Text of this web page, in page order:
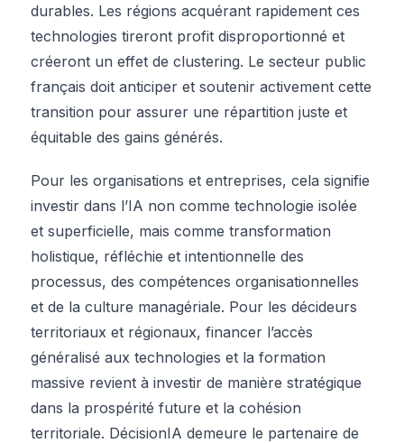
durables. Les régions acquérant rapidement ces
technologies tireront profit disproportionné et
créeront un effet de clustering. Le secteur public
français doit anticiper et soutenir activement cette
transition pour assurer une répartition juste et
équitable des gains générés.
Pour les organisations et entreprises, cela signifie
investir dans l’IA non comme technologie isolée
et superficielle, mais comme transformation
holistique, réfléchie et intentionnelle des
processus, des compétences organisationnelles
et de la culture managériale. Pour les décideurs
territoriaux et régionaux, financer l’accès
généralisé aux technologies et la formation
massive revient à investir de manière stratégique
dans la prospérité future et la cohésion
territoriale. DécisionIA demeure le partenaire de